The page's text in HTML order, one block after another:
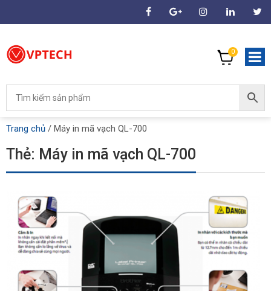
0
Trang chủ / Máy in mã vạch QL-700
Thẻ: Máy in mã vạch QL-700